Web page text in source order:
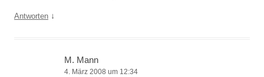
Antworten ↓
M. Mann
4. März 2008 um 12:34